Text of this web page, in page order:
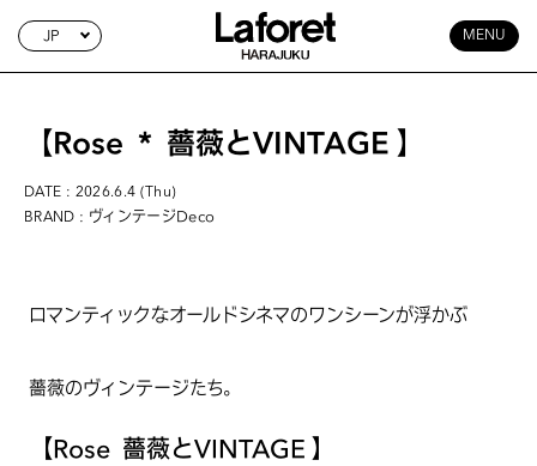
JP MENU
【Rose ＊ 薔薇とVINTAGE 】
DATE : 2026.6.4 (Thu)
BRAND : ヴィンテージDeco
ロマンティックなオールドシネマのワンシーンが浮かぶ
薔薇のヴィンテージたち。
【Rose 薔薇とVINTAGE 】